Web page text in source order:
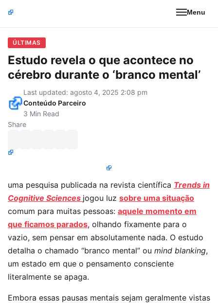
Menu
ÚLTIMAS
Estudo revela o que acontece no
cérebro durante o ‘branco mental’
Last updated: agosto 4, 2025 2:08 pm
Conteúdo Parceiro
3 Min Read
Share
uma pesquisa publicada na revista científica Trends in
Cognitive Sciences jogou luz sobre uma situação
comum para muitas pessoas: aquele momento em
que ficamos parados, olhando fixamente para o
vazio, sem pensar em absolutamente nada. O estudo
detalha o chamado “branco mental” ou mind blanking,
um estado em que o pensamento consciente
literalmente se apaga.
Embora essas pausas mentais sejam geralmente vistas